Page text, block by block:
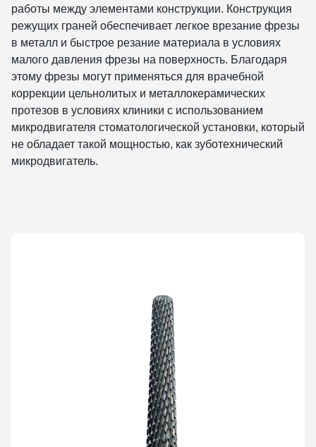
работы между элементами конструкции. Конструкция
режущих граней обеспечивает легкое врезание фрезы
в металл и быстрое резание материала в условиях
малого давления фрезы на поверхность. Благодаря
этому фрезы могут применяться для врачебной
коррекции цельнолитых и металлокерамических
протезов в условиях клиники с использованием
микродвигателя стоматологической установки, который
не обладает такой мощностью, как зуботехнический
микродвигатель.